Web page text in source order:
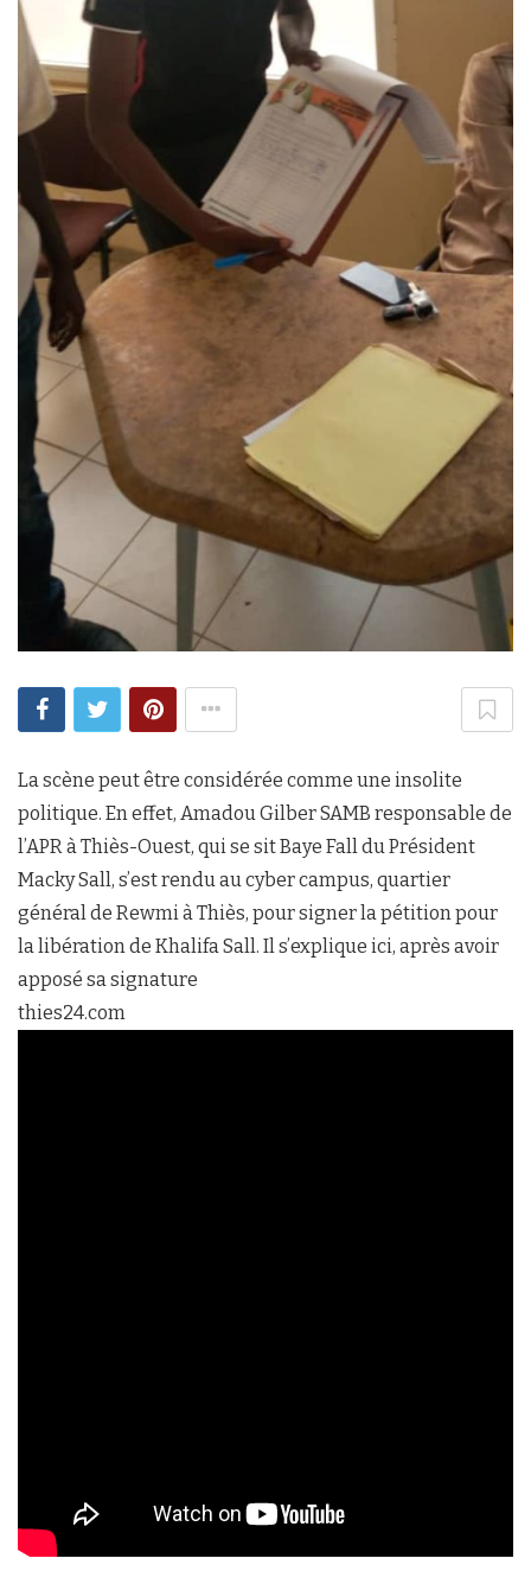
La scène peut être considérée comme une insolite
politique. En effet, Amadou Gilber SAMB responsable de
l’APR à Thiès-Ouest, qui se sit Baye Fall du Président
Macky Sall, s’est rendu au cyber campus, quartier
général de Rewmi à Thiès, pour signer la pétition pour
la libération de Khalifa Sall. Il s’explique ici, après avoir
apposé sa signature
thies24.com